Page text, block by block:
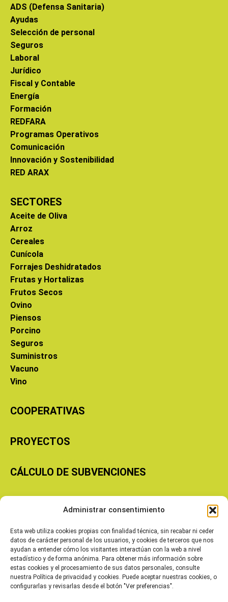
Administrar consentimiento
Esta web utiliza cookies propias con finalidad técnica, sin recabar ni ceder
datos de carácter personal de los usuarios, y cookies de terceros que nos
ayudan a entender cómo los visitantes interactúan con la web a nivel
estadístico y de forma anónima. Para obtener más información sobre
estas cookies y el procesamiento de sus datos personales, consulte
nuestra Política de privacidad y cookies. Puede aceptar nuestras cookies, o
configurarlas y revisarlas desde el botón "Ver preferencias".
ADS (Defensa Sanitaria)
Ayudas
Selección de personal
Seguros
Laboral
Jurídico
Fiscal y Contable
Energía
Formación
REDFARA
Programas Operativos
Comunicación
Innovación y Sostenibilidad
RED ARAX
SECTORES
Aceite de Oliva
Arroz
Cereales
Cunícola
Forrajes Deshidratados
Frutas y Hortalizas
Frutos Secos
Ovino
Piensos
Porcino
Seguros
Suministros
Vacuno
Vino
COOPERATIVAS
PROYECTOS
CÁLCULO DE SUBVENCIONES